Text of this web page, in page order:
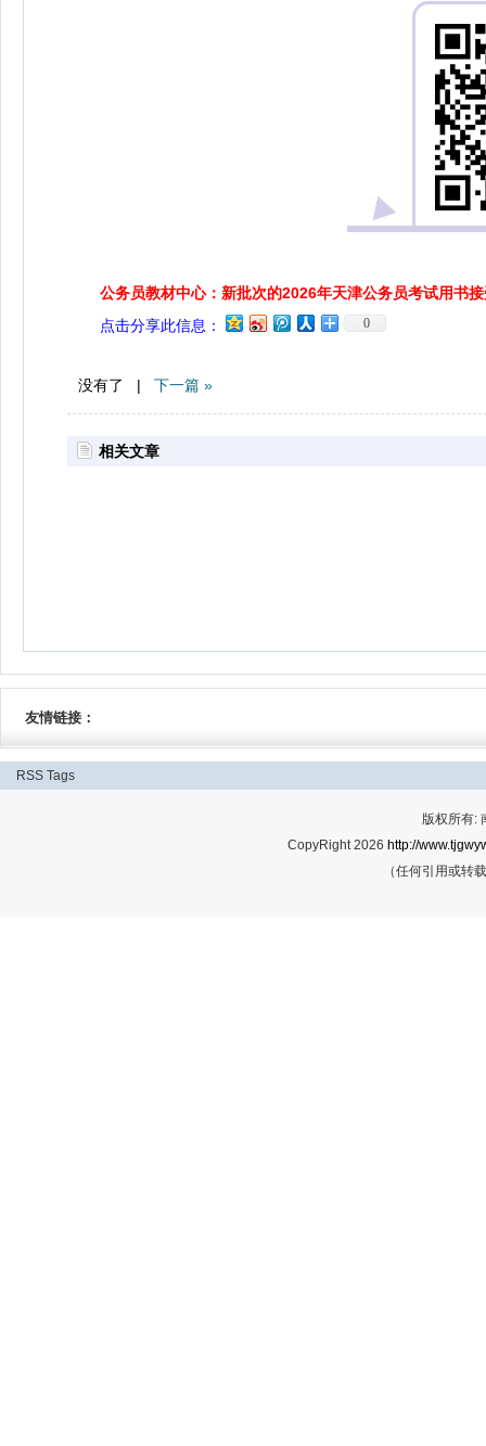
公务员教材中心：新批次的2026年天津公务员考试用书
点击分享此信息：
0
没有了 | 下一篇 »
相关文章
友情链接：
RSS Tags
版权所有:
CopyRight 2026 http://
（任何引用或转